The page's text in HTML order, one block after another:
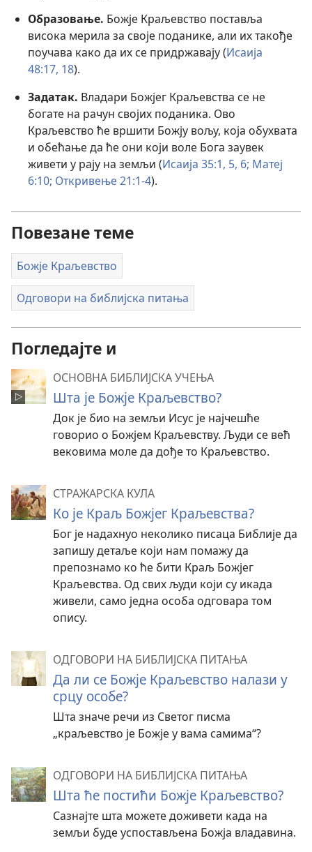
Образовање. Божје Краљевство поставља
висока мерила за своје поданике, али их такође
поучава како да их се придржавају (Исаија
48:17, 18).
Задатак. Владари Божјег Краљевства се не
богате на рачун својих поданика. Ово
Краљевство ће вршити Божју вољу, која обухвата
и обећање да ће они који воле Бога заувек
живети у рају на земљи (Исаија 35:1, 5, 6; Матеј
6:10; Откривење 21:1-4).
Повезане теме
Божје Краљевство
Одговори на библијска питања
Погледајте и
ОСНОВНА БИБЛИЈСКА УЧЕЊА
Шта је Божје Краљевство?
Док је био на земљи Исус је најчешће
говорио о Божјем Краљевству. Људи се већ
вековима моле да дође то Краљевство.
СТРАЖАРСКА КУЛА
Ко је Краљ Божјег Краљевства?
Бог је надахнуо неколико писаца Библије да
запишу детаље који нам помажу да
препознамо ко ће бити Краљ Божјег
Краљевства. Од свих људи који су икада
живели, само једна особа одговара том
опису.
ОДГОВОРИ НА БИБЛИЈСКА ПИТАЊА
Да ли се Божје Краљевство налази у
срцу особе?
Шта значе речи из Светог писма
„краљевство је Божје у вама самима“?
ОДГОВОРИ НА БИБЛИЈСКА ПИТАЊА
Шта ће постићи Божје Краљевство?
Сазнајте шта можете доживети када на
земљи буде успостављена Божја владавина.